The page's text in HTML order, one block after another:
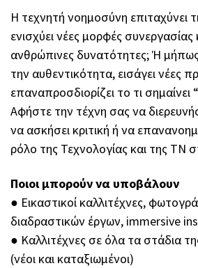
Η τεχνητή νοημοσύνη επιταχύνει
ενισχύει νέες μορφές συνεργασίας
ανθρώπινες δυνατότητες; Ή μήπως
την αυθεντικότητα, εισάγει νέες
επαναπροσδιορίζει το τι σημαίνει
Αφήστε την τέχνη σας να
να ασκήσει κριτική ή να
ρόλο της Τεχνολογίας και της ΤΝ
Ποιοι μπορούν να υποβάλουν
●︎ Εικαστικοί καλλιτέχνες,
διαδραστικών έργων, immersive
●︎ Καλλιτέχνες σε όλα τα στάδια
(νέοι και καταξιωμένοι)